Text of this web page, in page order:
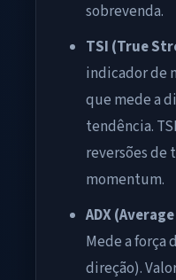
sobrevenda.
TSI (True
indicador de
que mede a
tendência.
reversões de
momentum.
ADX
Mede a força
direção).